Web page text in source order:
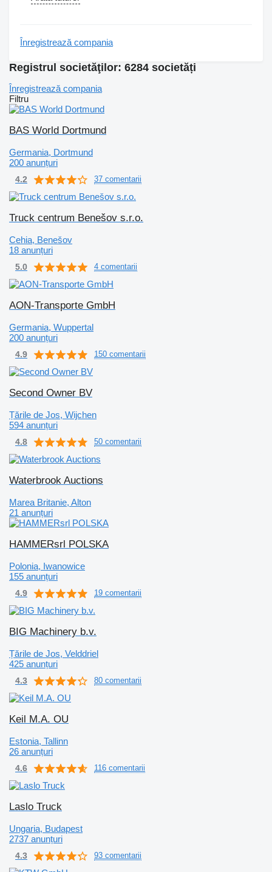
Înregistrează compania
Registrul societăţilor: 6284 societăți
Înregistrează compania
Filtru
BAS World Dortmund
Germania, Dortmund
200 anunțuri
4.2 37 comentarii
Truck centrum Benešov s.r.o.
Cehia, Benešov
18 anunțuri
5.0 4 comentarii
AON-Transporte GmbH
Germania, Wuppertal
200 anunțuri
4.9 150 comentarii
Second Owner BV
Țările de Jos, Wijchen
594 anunțuri
4.8 50 comentarii
Waterbrook Auctions
Marea Britanie, Alton
21 anunțuri
HAMMERsrl POLSKA
Polonia, Iwanowice
155 anunțuri
4.9 19 comentarii
BIG Machinery b.v.
Țările de Jos, Velddriel
425 anunțuri
4.3 80 comentarii
Keil M.A. OU
Estonia, Tallinn
26 anunțuri
4.6 116 comentarii
Laslo Truck
Ungaria, Budapest
2737 anunțuri
4.3 93 comentarii